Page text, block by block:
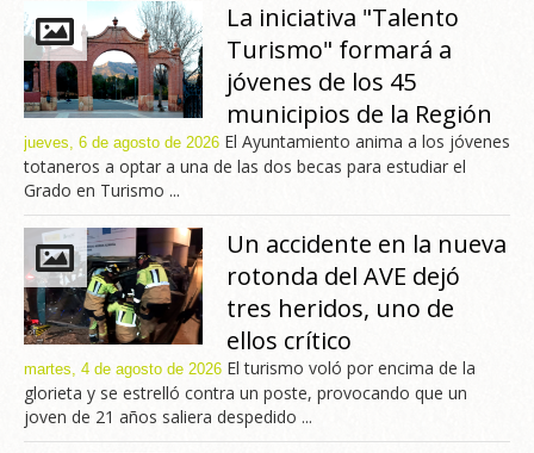
La iniciativa "Talento
Turismo" formará a
jóvenes de los 45
municipios de la Región
jueves, 6 de agosto de 2026 El Ayuntamiento anima a los jóvenes
totaneros a optar a una de las dos becas para estudiar el
Grado en Turismo ...
Un accidente en la nueva
rotonda del AVE dejó
tres heridos, uno de
ellos crítico
martes, 4 de agosto de 2026 El turismo voló por encima de la
glorieta y se estrelló contra un poste, provocando que un
joven de 21 años saliera despedido ...